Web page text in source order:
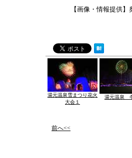
【画像・情報提供
湯元温泉雪まつり花火
大会１
湯元温泉
前へ<<